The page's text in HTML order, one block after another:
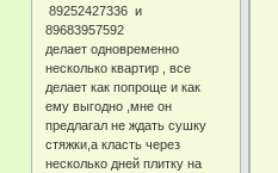
89252427336 и
89683957592
делает одновременно
несколько квартир , все
делает как попроще и как
ему выгодно ,мне он
предлагал не ждать сушку
стяжки,а класть через
несколько дней плитку на